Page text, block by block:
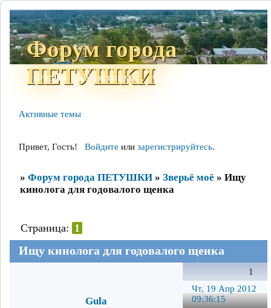
Форум города
ПЕТУШКИ
Форум Участники Сайт
Поиск
Регистрация
Активные темы
Привет, Гость! Войдите или зарегистрируйтесь.
» Форум города ПЕТУШКИ » Зверьё моё » Ищу
кинолога для годовалого щенка
Ищу кинолога для годовалого щенка
Страница: 1
1
Чт, 19 Апр 2012
09:36:15
Gula